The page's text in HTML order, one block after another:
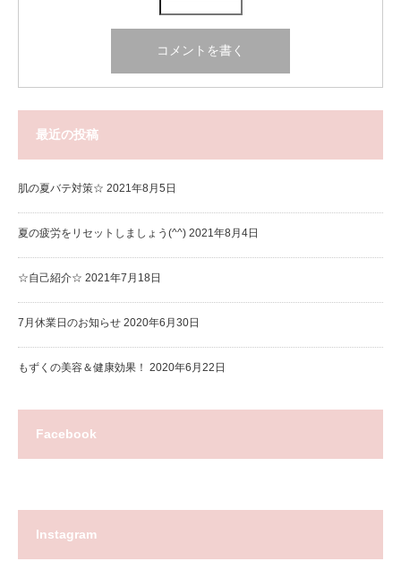
最近の投稿
肌の夏バテ対策☆ 2021年8月5日
夏の疲労をリセットしましょう(^^) 2021年8月4日
☆自己紹介☆ 2021年7月18日
7月休業日のお知らせ 2020年6月30日
もずくの美容＆健康効果！ 2020年6月22日
Facebook
Instagram